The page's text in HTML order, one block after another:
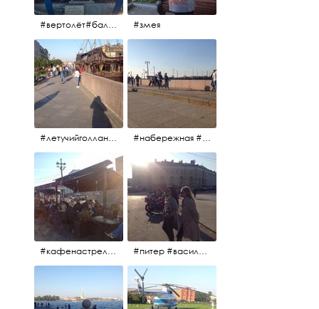
#вертолёт#балтийскиеавиалинии #петропавловскаякрепость #заячийостров #полётынадпитером #полётынадгородом #полёты #змея
#летучийголландец #набережнаяневы #набережная #людигуляют #биржевоймост
#кафенастрелкевасильевскогоострова #байкеры #питер #васильевскийостров #байкеры #иностранцы